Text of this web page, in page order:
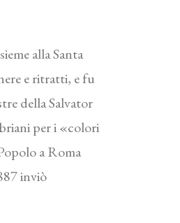
alla Santa
e ritratti, e fu
della Salvator
per i «colori
a Roma
inviò